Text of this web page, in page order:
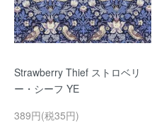
Strawberry Thief ストロベリ
ー・シーフ YE
389円(税35円)